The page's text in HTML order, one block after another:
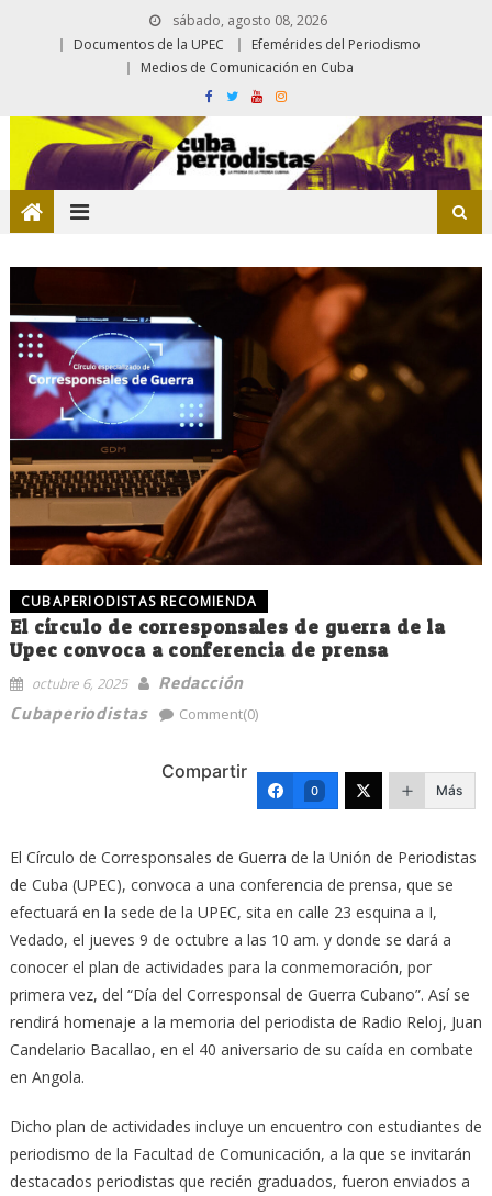
sábado, agosto 08, 2026
Documentos de la UPEC
Efemérides del Periodismo
Medios de Comunicación en Cuba
CUBAPERIODISTAS RECOMIENDA
El círculo de corresponsales de guerra de la
Upec convoca a conferencia de prensa
octubre 6, 2025
Redacción
Cubaperiodistas
Comment(0)
Compartir
0 Más
El Círculo de Corresponsales de Guerra de la Unión de Periodistas
de Cuba (UPEC), convoca a una conferencia de prensa, que se
efectuará en la sede de la UPEC, sita en calle 23 esquina a I,
Vedado, el jueves 9 de octubre a las 10 am. y donde se dará a
conocer el plan de actividades para la conmemoración, por
primera vez, del “Día del Corresponsal de Guerra Cubano”. Así se
rendirá homenaje a la memoria del periodista de Radio Reloj, Juan
Candelario Bacallao, en el 40 aniversario de su caída en combate
en Angola.
Dicho plan de actividades incluye un encuentro con estudiantes de
periodismo de la Facultad de Comunicación, a la que se invitarán
destacados periodistas que recién graduados, fueron enviados a